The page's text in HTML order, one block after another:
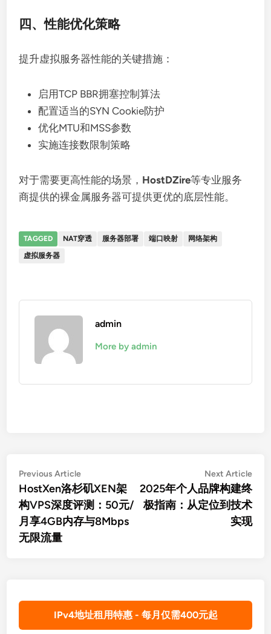
四、性能优化策略
提升虚拟服务器性能的关键措施：
启用TCP BBR拥塞控制算法
配置适当的SYN Cookie防护
优化MTU和MSS参数
实施连接数限制策略
对于需要更高性能的场景， HostDZire等专业服务
商提供的裸金属服务器可提供更优的底层性能。
TAGGED NAT穿透 服务器部署 端口映射
网络架构
虚拟服务器
admin
More by admin
文
章
导
航
Previous ArticlePrevious
article:
HostXen洛杉矶XEN架
构VPS深度评测：50元/
月享4GB内存与8Mbps
无限流量
Next Article
2025年个人品牌构建终
极指南：从定位到技术
实现
IPv4地址租用特惠 - 每月仅需400元起